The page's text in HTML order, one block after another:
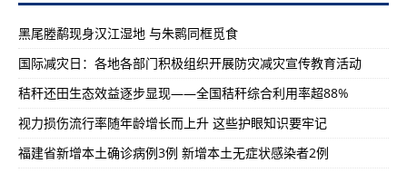
黑尾塍鹬现身汉江湿地 与朱鹮同框觅食
国际减灾日：各地各部门积极组织开展防灾减灾宣传教育活动
秸秆还田生态效益逐步显现——全国秸秆综合利用率超88%
视力损伤流行率随年龄增长而上升 这些护眼知识要牢记
福建省新增本土确诊病例3例 新增本土无症状感染者2例